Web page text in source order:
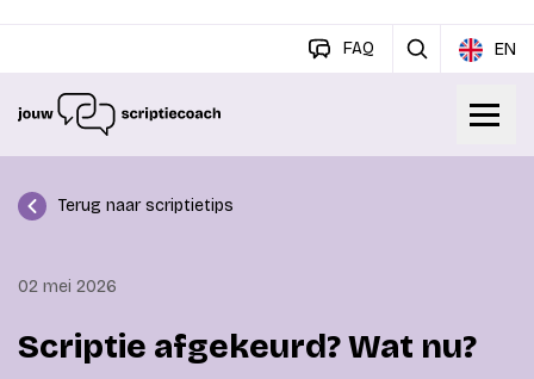
FAQ EN
Terug naar scriptietips
02 mei 2026
Scriptie afgekeurd? Wat nu?